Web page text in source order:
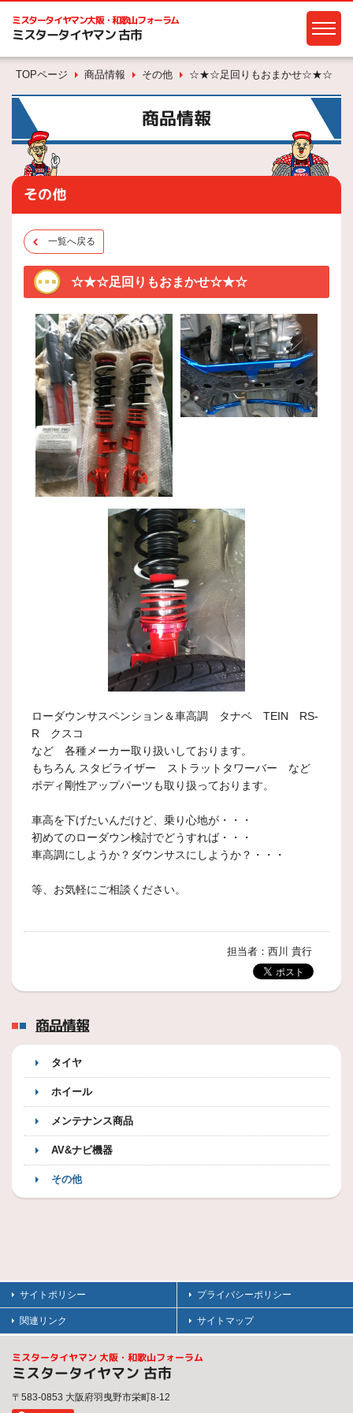
ミスタータイヤマン大阪・和歌山フォーラム
ミスタータイヤマン 古市
TOPページ 商品情報 その他 ☆★☆足回りもおまかせ☆★☆
商品情報
その他
一覧へ戻る
☆★☆足回りもおまかせ☆★☆
ローダウンサスペンション＆車高調 タナベ TEIN RS-
R クスコ
など 各種メーカー取り扱いしております。
もちろん スタビライザー ストラットタワーバー など
ボディ剛性アップパーツも取り扱っております。
車高を下げたいんだけど、乗り心地が・・・
初めてのローダウン検討でどうすれば・・・
車高調にしようか？ダウンサスにしようか？・・・
等、お気軽にご相談ください。
担当者：西川 貴行
商品情報
タイヤ
ホイール
メンテナンス商品
AV&ナビ機器
その他
サイトポリシー プライバシーポリシー
関連リンク サイトマップ
ミスタータイヤマン 大阪・和歌山フォーラム
ミスタータイヤマン 古市
〒583-0853 大阪府羽曳野市栄町8-12